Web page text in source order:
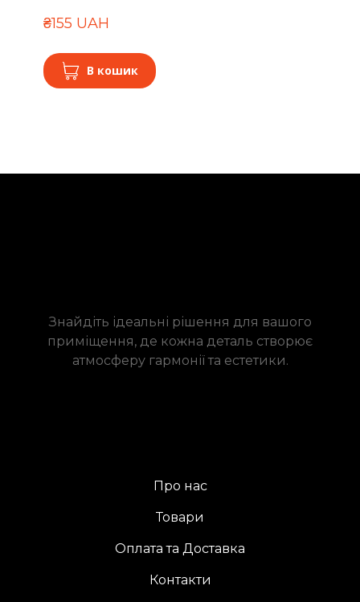
₴155 UAH
В кошик
Знайдіть ідеальні рішення для вашого
приміщення, де кожна деталь створює
атмосферу гармонії та естетики.
Про нас
Товари
Оплата та Доставка
Контакти